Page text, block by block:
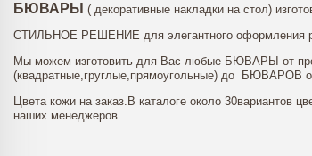
БЮВАРЫ ( декоративные накладки на стол)
СТИЛЬНОЕ РЕШЕНИЕ для элегантного оформления
Мы можем изготовить для Вас любые БЮВАРЫ от
(квадратные,груглые,прямоугольные) до БЮВАРОВ
Цвета кожи на заказ.В каталоге около 30вариантов
наших менеджеров.